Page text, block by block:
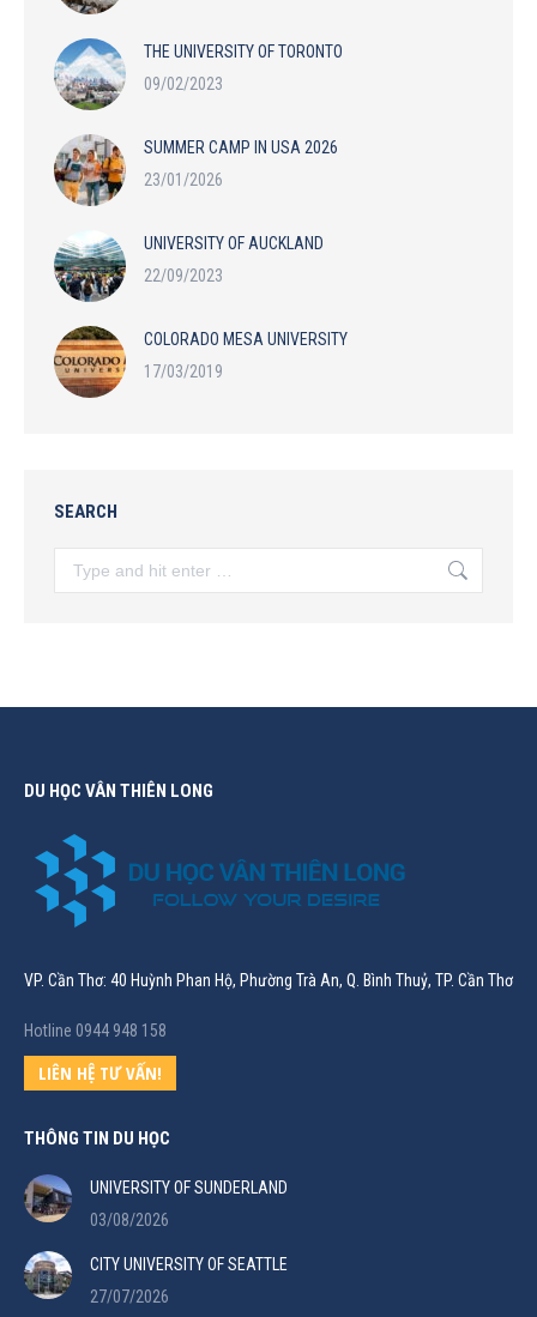
THE UNIVERSITY OF TORONTO
09/02/2023
SUMMER CAMP IN USA 2026
23/01/2026
UNIVERSITY OF AUCKLAND
22/09/2023
COLORADO MESA UNIVERSITY
17/03/2019
SEARCH
Search:
DU HỌC VÂN THIÊN LONG
VP. Cần Thơ: 40 Huỳnh Phan Hộ, Phường Trà An, Q. Bình Thuỷ, TP. Cần Thơ
Hotline 0944 948 158
LIÊN HỆ TƯ VẤN!
THÔNG TIN DU HỌC
UNIVERSITY OF SUNDERLAND
03/08/2026
CITY UNIVERSITY OF SEATTLE
27/07/2026